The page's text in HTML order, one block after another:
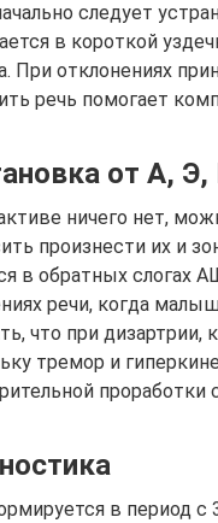
следует
в короткой
При отклонениях
речь помогает
от А,
ничего нет,
произнести их и
в обратных
речи, когда
что при дизартрии,
тремор и
проработки
в период с